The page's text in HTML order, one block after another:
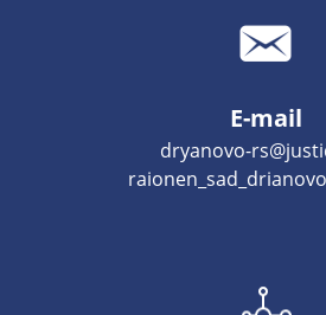
E-mail
dryanovo-